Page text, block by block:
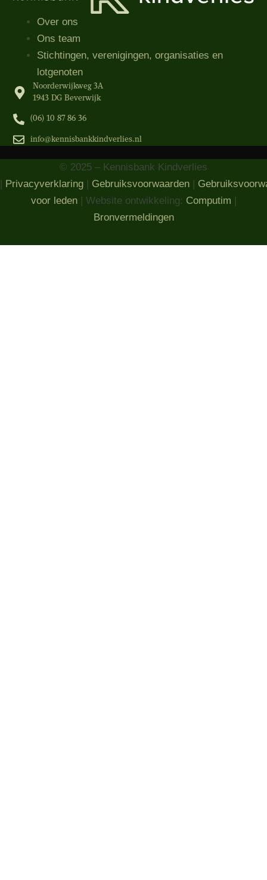
Over ons
Ons team
Stichtingen, verenigingen, organisaties​ en
lotgenoten
Noorderwijkweg 3A
1943 DG Beverwijk
(06) 10 87 86 36‬
info@kennisbankkindverlies.nl
© 2025 – Kennisbank Kindverlies
| Privacyverklaring | Gebruiksvoorwaarden |
voor leden| Website ontwikkeling: Computim |
Bronvermeldingen